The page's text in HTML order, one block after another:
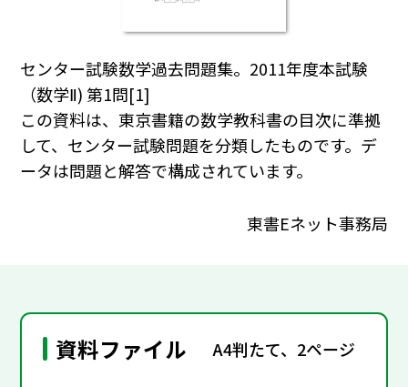
センター試験数学過去問題集。2011年度本試験
（数学Ⅱ) 第1問[1]
この資料は、東京書籍の数学教科書の目次に準拠
して、センター試験問題を分類したものです。デ
ータは問題と解答で構成されています。
東書Eネット事務局
資料ファイル A4判たて、2ページ